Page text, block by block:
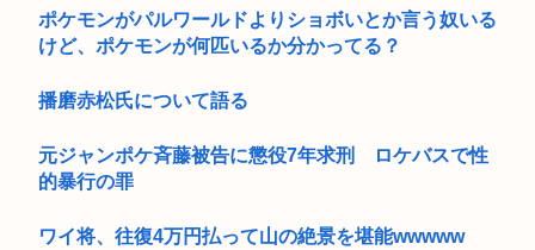
ポケモンがパルワールドよりショボいとか言う奴いる
けど、ポケモンが何匹いるか分かってる？
播磨赤松氏について語る
元ジャンポケ斉藤被告に懲役7年求刑 ロケバスで性
的暴行の罪
ワイ将、往復4万円払って山の絶景を堪能wwwww